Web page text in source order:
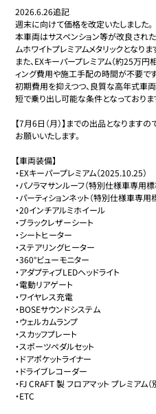
2026.6.26追記
週末に向けて価格を改定いたしました。
本車両はサスペンション等が改良され
ムホワイトプレミアムメタリックとなりま
また、EXキーパープレミアム（約25万
ィング費用や施工手配の時間が不要です
初期費用を抑えつつ、良質な高年式車
短で乗り出し可能な条件となっておりま
【7月6日（月）】までの出品となります
お願いいたします。
【車両装備】
・EXキーパープレミアム（2025.10.25）
・パノラマサンルーフ（特別仕様車専用標
・パーティションネット（特別仕様車専用
・20インチアルミホイール
・ブラックレザーシート
・シートヒーター
・ステアリングヒーター
・360°ビューモニター
・アダプティブLEDヘッドライト
・電動リアゲート
・ワイヤレス充電
・BOSEサウンドシステム
・ウェルカムランプ
・スカッフプレート
・スポーツペダルセット
・ドアポケットライナー
・ドライブレコーダー
・FJ CRAFT 製 フロアマット プレミアム
・ETC